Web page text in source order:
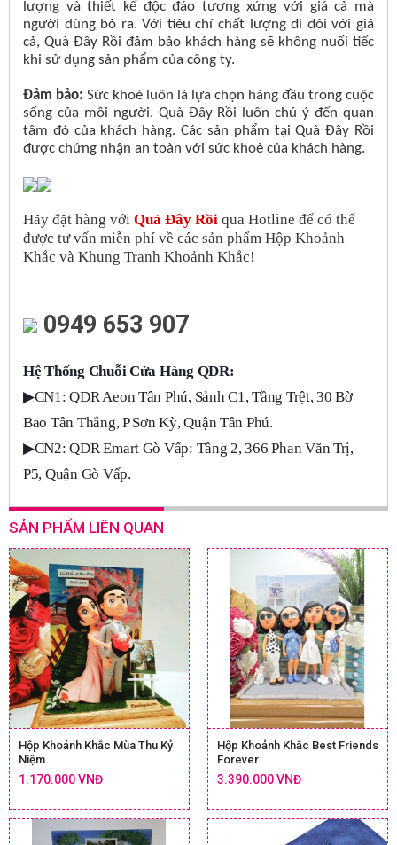
lượng và thiết kế độc đáo tương xứng với giá cả mà
người dùng bỏ ra. Với tiêu chí chất lượng đi đôi với giá
cả, Quà Đây Rồi đảm bảo khách hàng sẽ không nuối tiếc
khi sử dụng sản phẩm của công ty.
Đảm bảo: Sức khoẻ luôn là lựa chọn hàng đầu trong cuộc
sống của mỗi người. Quà Đây Rồi luôn chú ý đến quan
tâm đó của khách hàng. Các sản phẩm tại Quà Đây Rồi
được chứng nhận an toàn với sức khoẻ của khách hàng.
Hãy đặt hàng với Quà Đây Rồi qua Hotline để có thể
được tư vấn miễn phí về các sản phẩm Hộp Khoảnh
Khắc và Khung Tranh Khoảnh Khắc!
0949 653 907
Hệ Thống Chuỗi Cửa Hàng QDR:
▶CN1: QDR Aeon Tân Phú, Sảnh C1, Tầng Trệt, 30 Bờ
Bao Tân Thắng, P Sơn Kỳ, Quận Tân Phú.
▶CN2: QDR Emart Gò Vấp: Tầng 2, 366 Phan Văn Trị,
P5, Quận Gò Vấp.
SẢN PHẨM LIÊN QUAN
Hộp Khoảnh Khắc Mùa Thu Kỷ
Niệm
1.170.000 VNĐ
Hộp Khoảnh Khắc Best Friends
Forever
3.390.000 VNĐ